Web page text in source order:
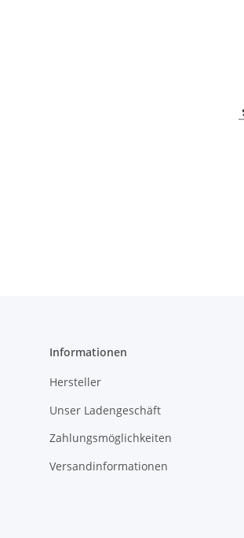
Informationen
Hersteller
Unser Ladengeschäft
Zahlungsmöglichkeiten
Versandinformationen